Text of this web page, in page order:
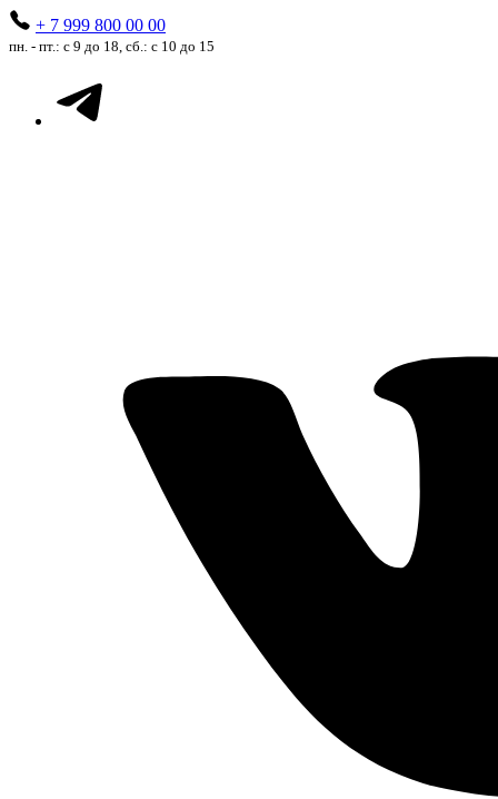
+ 7 999 800 00 00
пн. - пт.: с 9 до 18, сб.: с 10 до 15